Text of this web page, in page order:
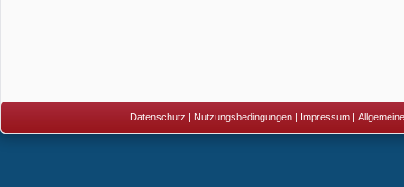
Datenschutz | Nutzungsbedingungen| Impressum|